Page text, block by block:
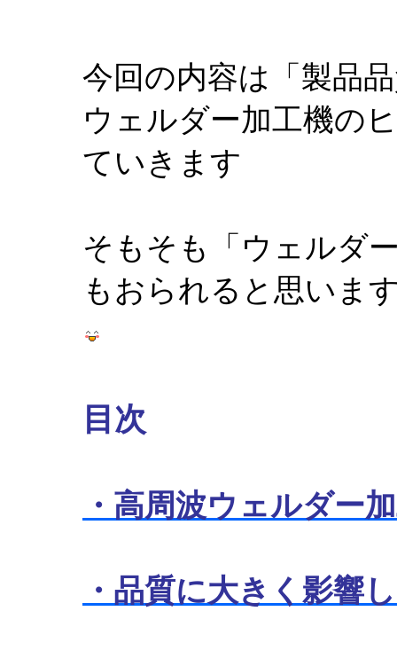
今回の内容は「製品
ウェルダー加工機の
ていきます
そもそも「ウェルダ
もおられると思いま
目次
・高周波ウェルダー
・品質に大きく影響